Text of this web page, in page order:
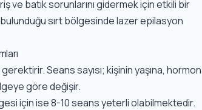
ve batık sorunlarını gidermek için etkili bir
bulunduğusırt bölgesinde lazer epilasyon
Seans sayısı; kişinin yaşına,
göre değişir.
için ise 8-10 seans yeterli olabilmektedir.